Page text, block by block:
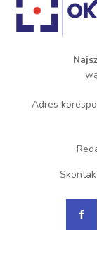
Adres